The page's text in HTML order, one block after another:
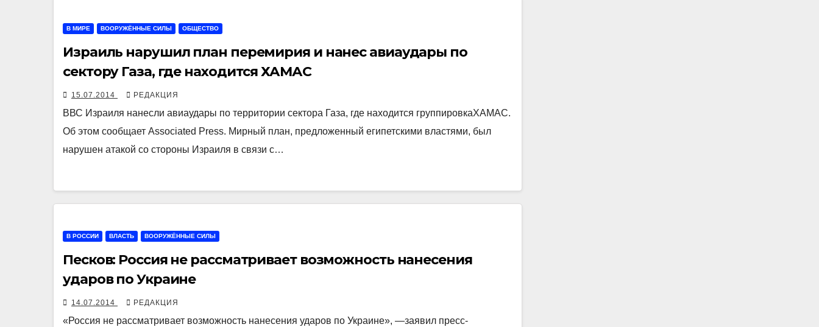
В МИРЕ ВООРУЖЁННЫЕ СИЛЫ ОБЩЕСТВО
Израиль нарушил план перемирия и нанес авиаудары по
сектору Газа, где находится ХАМАС
15.07.2014 РЕДАКЦИЯ
ВВС Израиля нанесли авиаудары по территории сектора Газа, где находится группировкаХАМАС.
Об этом сообщает Associated Press. Мирный план, предложенный египетскими властями, был
нарушен атакой со стороны Израиля в связи с…
В РОССИИ ВЛАСТЬ ВООРУЖЁННЫЕ СИЛЫ
Песков: Россия не рассматривает возможность нанесения
ударов по Украине
14.07.2014 РЕДАКЦИЯ
«Россия не рассматривает возможность нанесения ударов по Украине», —заявил пресс-